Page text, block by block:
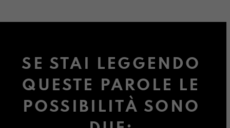
SE STAI LEGGENDO
QUESTE PAROLE LE
POSSIBILITÀ SONO